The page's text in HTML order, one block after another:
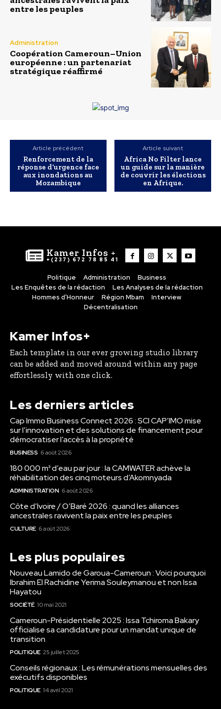
entre les peuples
Administration
Coopération Cameroun–Union
européenne : un partenariat
stratégique réaffirmé
Article précédent
Renforcement de la
réponse d’urgence face
aux inondations au
Mozambique
Article suivant
Africa No Filter lance
un guide sur la manière
de couvrir les élections
en Afrique.
Kamer Infos +
+(237) 672 78 85 41
Politique Administration
Business
Les Enquêtes de la rédaction
Les Analyses de la rédaction
Hommes d’Honneur
Région Mbam
Interview
Décentralisation
Kamer Infos+
Each template in our ever growing studio library
can be added and moved around within any page
effortlessly with one click.
Les derniers articles
Cap Immo Business Connect 2026 : SCI CAP’IMO mise
sur l’innovation et des solutions de financement pour
démocratiser l’accès à la propriété
BUSINESS 6 août 2026
180 000 m³ d’eau par jour : la CAMWATER achève la
réhabilitation des cinq moteurs d’Akomnyada
ADMINISTRATION 6 août 2026
Côte d’Ivoire / O’Baré 2026 : quand les alliances
ancestrales ravivent la paix entre les peuples
CULTURE 6 août 2026
Les plus populaires
Nouveau Lamido de Garoua-Cameroun : Voici pourquoi
Ibrahim El Rachidine Yerima Souleymanou et non Issa
Hayatou
SOCIÉTÉ 10 mai 2021
Cameroun-Présidentielle 2025 : Issa Tchiroma Bakary
officialise sa candidature pour un mandat unique de
transition
POLITIQUE 25 juillet 2025
Conseils régionaux : Les rémunérations mensuelles des
exécutifs disponibles
POLITIQUE 14 avril 2021